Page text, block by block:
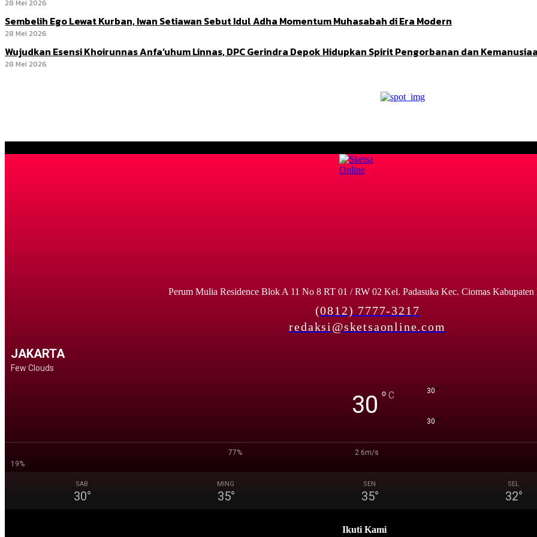
28 Mei 2026
Sembelih Ego Lewat Kurban, Iwan Setiawan Sebut Idul Adha Momentum Muhasabah di Era Modern
28 Mei 2026
Wujudkan Esensi Khoirunnas Anfa’uhum Linnas, DPC Gerindra Depok Hidupkan Spirit Pengorbanan dan
28 Mei 2026
Perum Mulia Residence Blok A 11 No 8 RT 01 / RW 02 Kel. Padasuka Kec. Ciomas Kabupaten
(0812) 7777-3217
redaksi@sketsaonline.com
JAKARTA
Few Clouds
30 ° C 30 °
30 °
77%
2.6m/s
19%
SAB
30°
MING
35°
SEN
35°
SEL
32°
Ikuti Kami